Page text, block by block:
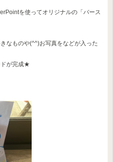
を使ってオリジナルの「バース
なものや(^^)お写真をなどが入った
ドが完成★